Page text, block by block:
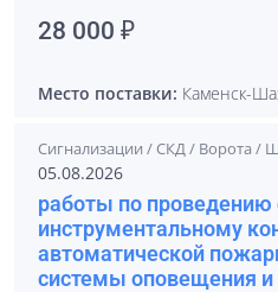
28 000 ₽
Место поставки: Каменск-
Сигнализации / СКД / Ворота /
05.08.2026
работы по проведению
инструментальному
автоматической
системы оповещения и